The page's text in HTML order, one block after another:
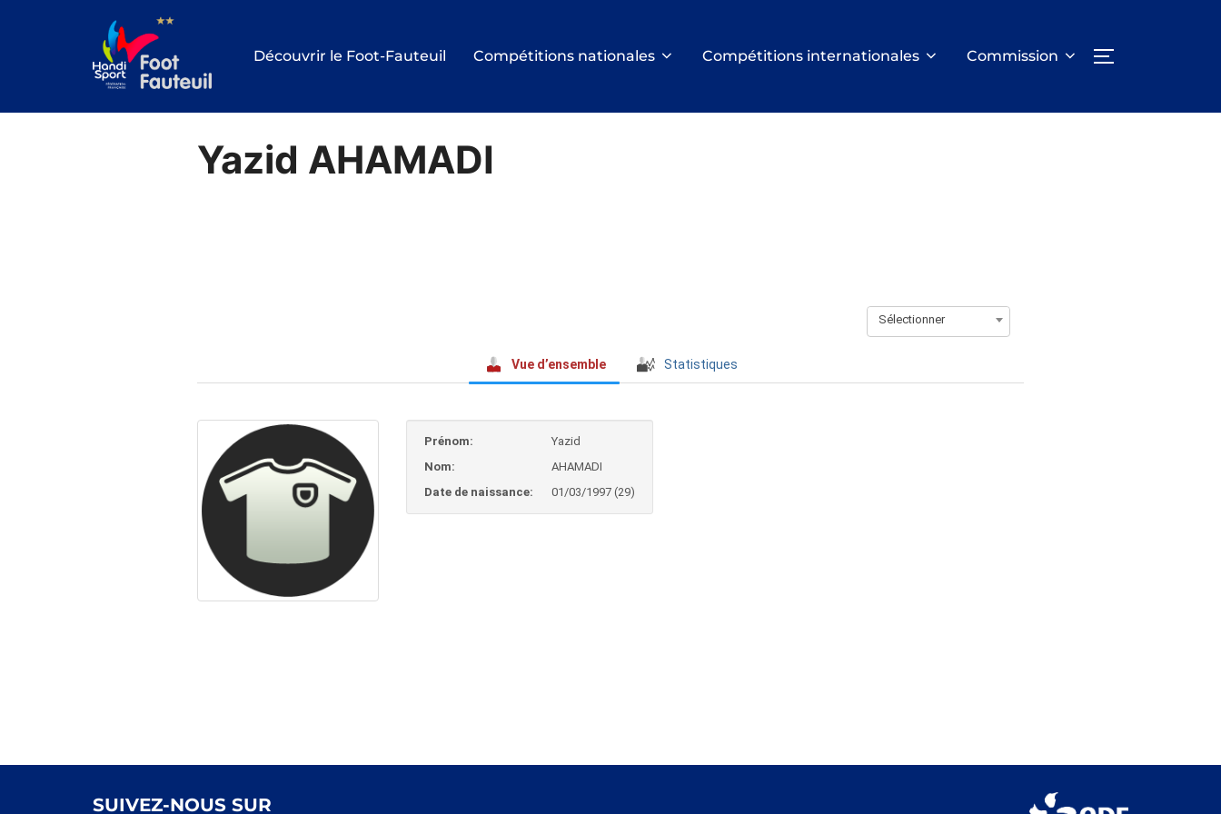
Découvrir le Foot-Fauteuil Compétitions nationales Compétitions internationales Commission PERMUTER
Yazid AHAMADI
Sélectionner
Vue d’ensemble Statistiques
Prénom:
Yazid
Nom:
AHAMADI
Date de naissance:
01/03/1997 (29)
SUIVEZ-NOUS SUR